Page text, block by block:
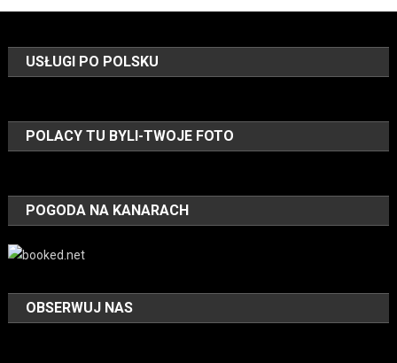
USŁUGI PO POLSKU
POLACY TU BYLI-TWOJE FOTO
POGODA NA KANARACH
OBSERWUJ NAS